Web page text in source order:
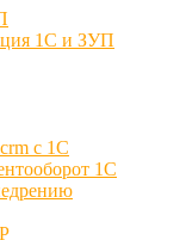
1С и ЗУП
с 1C
1С